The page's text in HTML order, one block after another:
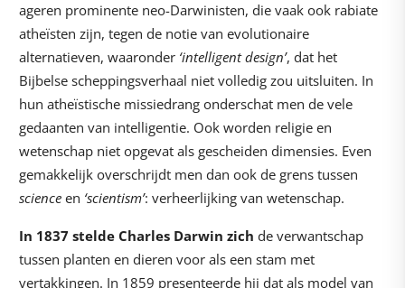
ageren prominente neo-Darwinisten, die vaak ook rabiate
atheïsten zijn, tegen de notie van evolutionaire
alternatieven, waaronder ‘intelligent design’, dat het
Bijbelse scheppingsverhaal niet volledig zou uitsluiten. In
hun atheïstische missiedrang onderschat men de vele
gedaanten van intelligentie. Ook worden religie en
wetenschap niet opgevat als gescheiden dimensies. Even
gemakkelijk overschrijdt men dan ook de grens tussen
science en ‘scientism’: verheerlijking van wetenschap.
In 1837 stelde Charles Darwin zich de verwantschap
tussen planten en dieren voor als een stam met
vertakkingen. In 1859 presenteerde hij dat als model van